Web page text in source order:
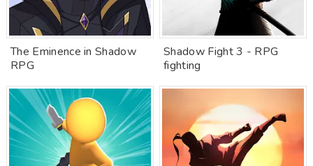
The Eminence in Shadow
RPG
Shadow Fight 3 - RPG
fighting